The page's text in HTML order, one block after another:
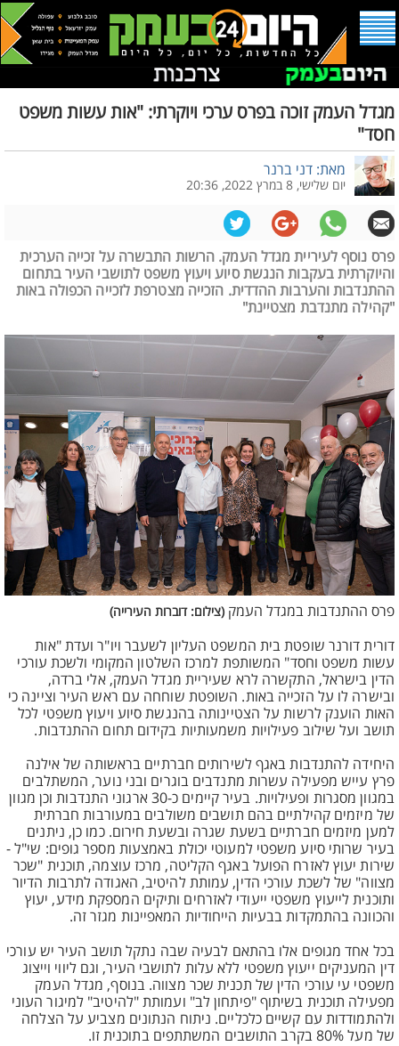
מגדל העמק זוכה בפרס ערכי ויוקרתי: "אות עשות משפט
חסד"
מאת: דני ברנר
יום שלישי, 8 במרץ 2022, 20:36
פרס נוסף לעיריית מגדל העמק. הרשות התבשרה על זכייה הערכית
והיוקרתית בעקבות הנגשת סיוע ויעוץ משפט לתושבי העיר בתחום
ההתנדבות והערבות ההדדית. הזכייה מצטרפת לזכייה הכפולה באות
"קהילה מתנדבת מצטיינת"
פרס ההתנדבות במגדל העמק (צילום: דוברות העירייה)
דורית דורנר שופטת בית המשפט העליון לשעבר ויו"ר ועדת "אות
עשות משפט וחסד" המשותפת למרכז השלטון המקומי ולשכת עורכי
הדין בישראל, התקשרה לרא שעיריית מגדל העמק, אלי ברדה,
ובישרה לו על הזכייה באות. השופטת שוחחה עם ראש העיר וציינה כי
האות הוענק לרשות על הצטיינותה בהנגשת סיוע ויעוץ משפטי לכל
תושב ועל שילוב פעילויות משמעותיות בקידום תחום ההתנדבות.
היחידה להתנדבות באגף לשירותים חברתיים בראשותה של אילנה
פרץ עייש מפעילה עשרות מתנדבים בוגרים ובני נוער, המשתלבים
במגוון מסגרות ופעילויות. בעיר קיימים כ-30 ארגוני התנדבות וכן מגוון
של מיזמים קהילתיים בהם תושבים משולבים במעורבות חברתית
למען מיזמים חברתיים בשעת שגרה ובשעת חירום. כמו כן, ניתנים
בעיר שרותי סיוע משפטי למעוטי יכולת באמצעות מספר גופים: שי"ל -
שירות יעוץ לאזרח הפועל באגף הקליטה, מרכז עוצמה, תוכנית "שכר
מצווה" של לשכת עורכי הדין, עמותת להיטיב, האגודה לתרבות הדיור
ותוכנית לייעוץ משפטי ייעודי לאזרחים ותיקים המספקת מידע, יעוץ
והכוונה בהתמקדות בבעיות הייחודיות המאפיינות מגזר זה.
בכל אחד מגופים אלו בהתאם לבעיה שבה נתקל תושב העיר יש עורכי
דין המעניקים ייעוץ משפטי ללא עלות לתושבי העיר, וגם ליווי וייצוג
משפטי עי עורכי הדין של תכנית שכר מצווה. בנוסף, מגדל העמק
מפעילה תוכנית בשיתוף "פיתחון לב" ועמותת "להיטיב" למיגור העוני
ולהתמודדות עם קשיים כלכליים. ניתוח הנתונים מצביע על הצלחה
של מעל 80% בקרב התושבים המשתתפים בתוכנית זו.